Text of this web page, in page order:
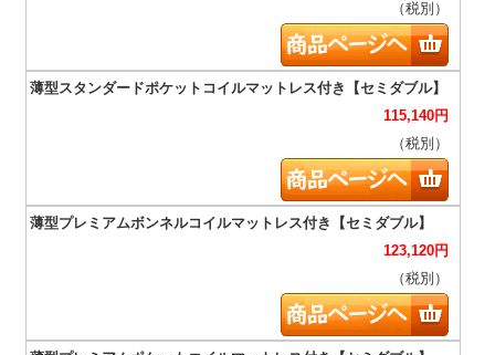
（税別）
115,140円
（税別）
123,120円
（税別）